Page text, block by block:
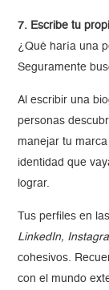
7. Escribe tu
¿Qué haría una
Seguramente
Al escribir una
personas
manejar tu
identidad que
lograr.
Tus perfiles en
LinkedIn,
cohesivos.
con el mundo